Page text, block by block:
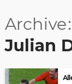
Archive
Julian